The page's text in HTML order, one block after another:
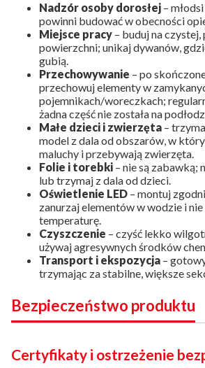
Nadzór osoby dorosłej –
powinni budować w obecności
Miejsce pracy – buduj na czystej,
powierzchni; unikaj dywanów,
gubią.
Przechowywanie – po
przechowuj elementy w
pojemnikach/woreczkach;
żadna część nie została na
Małe dzieci i zwierzęta –
model z dala od obszarów, w
maluchy i przebywają zwierzęta.
Folie i torebki – nie są zabawką;
lub trzymaj z dala od dzieci.
Oświetlenie LED – montuj
zanurzaj elementów w wodzie i
temperaturę.
Czyszczenie – czyść lekko
używaj agresywnych środków
Transport i ekspozycja –
trzymając za stabilne, większe
Bezpieczeństwo produktu
Certyfikaty i ostrzeżenie